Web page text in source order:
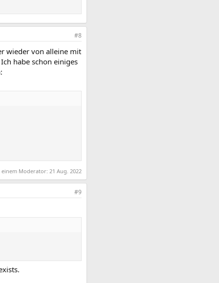
#8
wieder von alleine mit
habe schon einiges
Moderator: 21 Aug. 2022
#9